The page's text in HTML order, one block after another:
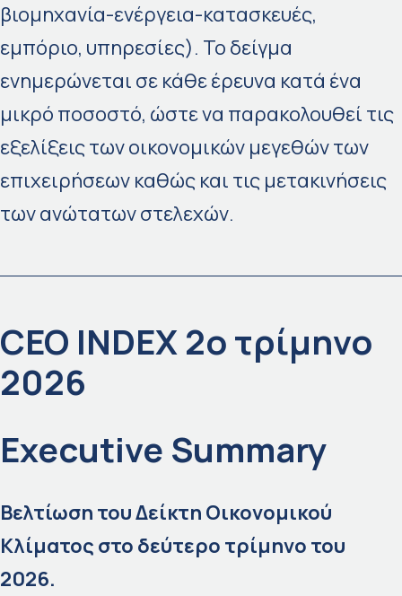
βιομηχανία-ενέργεια-κατασκευές,
εμπόριο, υπηρεσίες). Το δείγμα
ενημερώνεται σε κάθε έρευνα κατά ένα
μικρό ποσοστό, ώστε να παρακολουθεί τις
εξελίξεις των οικονομικών μεγεθών των
επιχειρήσεων καθώς και τις μετακινήσεις
των ανώτατων στελεχών.
CEO INDEX 2ο τρίμηνο
2026
Executive Summary
Βελτίωση του Δείκτη Οικονομικού
Κλίματος στο δεύτερο τρίμηνο του
2026.